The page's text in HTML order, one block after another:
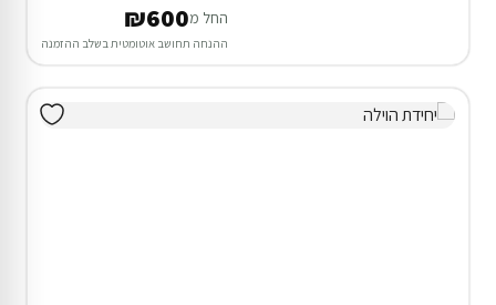
החל מ₪600
ההנחה תחושב אוטומטית בשלב ההזמנה